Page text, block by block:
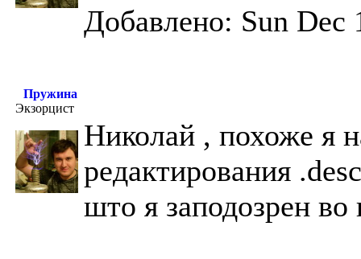
Добавлено: Sun Dec
Пружина
Экзорцист
Николай , похоже я
редактирования
што я заподозрен во